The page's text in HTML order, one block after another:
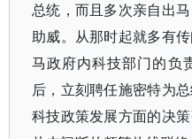
总统，而且多次亲自出
助威。从那时起就多有
马政府内科技部门的负
后，立刻聘任施密特为
科技政策发展方面的决